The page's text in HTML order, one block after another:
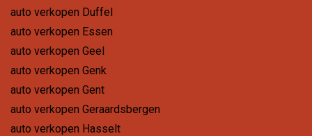
auto verkopen Duffel
auto verkopen Essen
auto verkopen Geel
auto verkopen Genk
auto verkopen Gent
auto verkopen Geraardsbergen
auto verkopen Hasselt